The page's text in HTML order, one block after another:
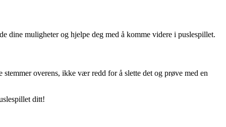
muligheter og hjelpe deg med å komme videre i puslespillet.
overens, ikke vær redd for å slette det og prøve med en
ditt!